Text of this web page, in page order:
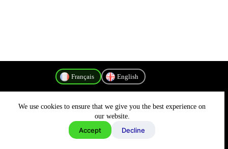
We use cookies to ensure that we give you the best experience on
our website.
Accept Decline
Français English
Politique de confidentialité
Copyright © 2026 - MyConnectivity